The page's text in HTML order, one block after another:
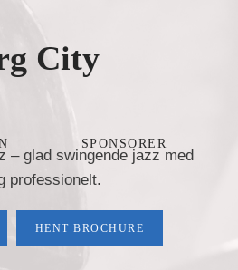
SPONSORER
City
– glad swingende jazz med
professionelt.
HENT BROCHURE